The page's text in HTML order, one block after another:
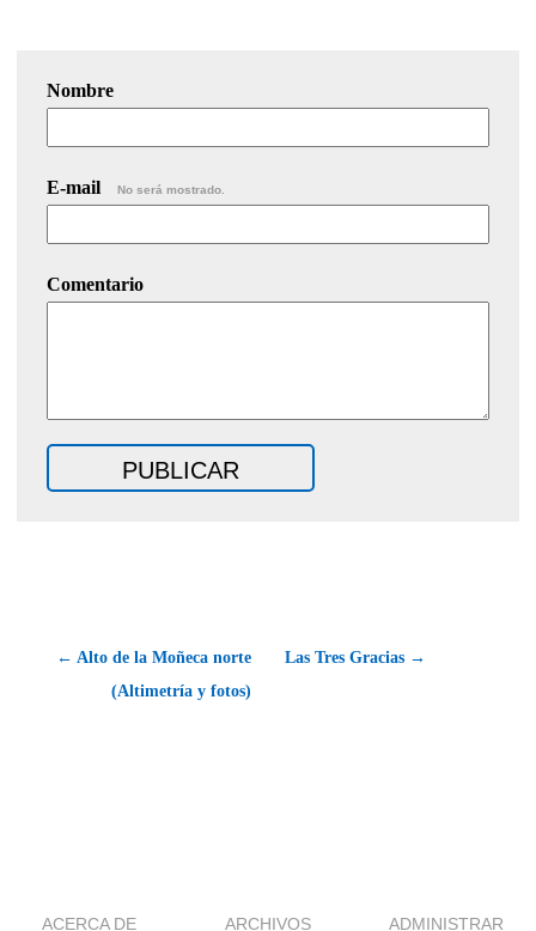
Nombre
E-mail No será mostrado.
Comentario
← Alto de la Moñeca norte
(Altimetría y fotos)
Las Tres Gracias →
ACERCA DE ARCHIVOS ADMINISTRAR